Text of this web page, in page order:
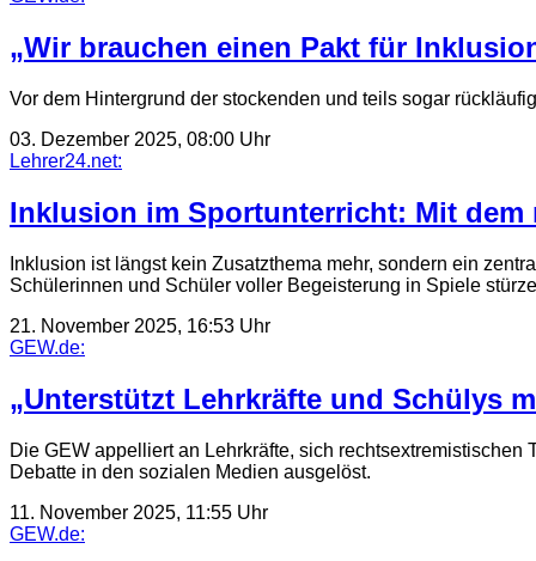
„Wir brauchen einen Pakt für
Vor dem Hintergrund der stockenden und teils sogar
03. Dezember 2025, 08:00 Uhr
Lehrer24.net:
Inklusion im Sportunterricht: Mit dem
Inklusion ist längst kein Zusatzthema mehr, sondern ein
Schülerinnen und Schüler voller Begeisterung in Spiele
21. November 2025, 16:53 Uhr
GEW.de:
„Unterstützt Lehrkräfte und Schülys
Die GEW appelliert an Lehrkräfte, sich
Debatte in den sozialen Medien ausgelöst.
11. November 2025, 11:55 Uhr
GEW.de: